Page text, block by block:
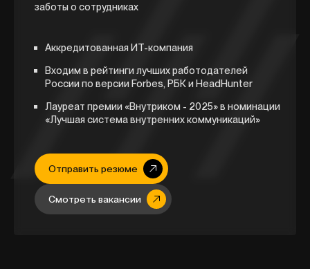
заботы о сотрудниках
Аккредитованная ИТ-компания
Входим в рейтинги лучших работодателей
России по версии Forbes, РБК и HeadHunter
Лауреат премии «Внутриком - 2025» в номинации
«Лучшая система внутренних коммуникаций»
Отправить резюме
Смотреть вакансии